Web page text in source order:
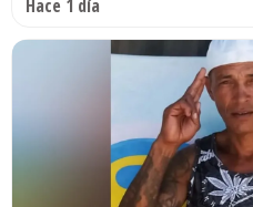
Hace 1 día